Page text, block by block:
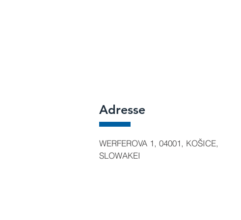
Adresse
WERFEROVA 1, 04001, KOŠICE,
SLOWAKEI